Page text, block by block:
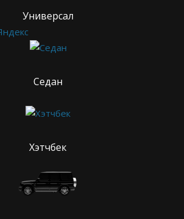
Универсал
Седан
Хэтчбек